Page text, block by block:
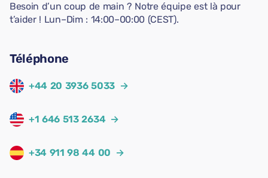
Besoin d’un coup de main ? Notre équipe est là pour
t’aider ! Lun–Dim : 14:00–00:00 (CEST).
Téléphone
+44 20 3936 5033 →
+1 646 513 2634 →
+34 911 98 44 00 →